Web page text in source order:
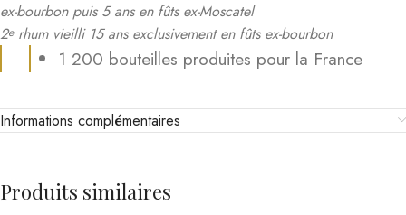
ex-bourbon puis 5 ans en fûts ex-Moscatel
2erhum vieilli 15 ans exclusivement en fûts ex-bourbon
1 200 bouteilles produites pour la France
Informations complémentaires
Produits similaires